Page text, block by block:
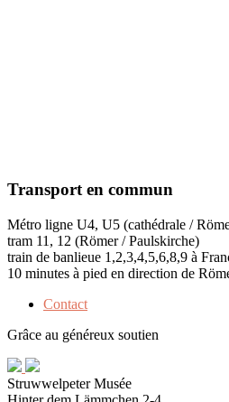
Transport en commun
Métro ligne U4, U5 (cathédrale /
tram 11, 12 (Römer / Paulskirche)
train de banlieue 1,2,3,4,5,6,8,9 à
10 minutes à pied en direction de
Contact
Grâce au généreux soutien
Struwwelpeter Musée